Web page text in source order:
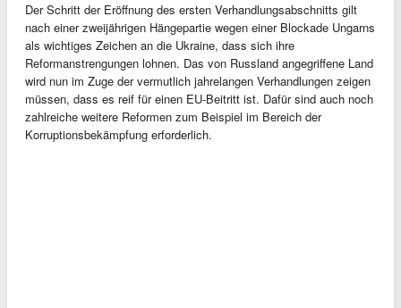
Der Schritt der Eröffnung des ersten Verhandlungsabschnitts gilt
nach einer zweijährigen Hängepartie wegen einer Blockade Ungarns
als wichtiges Zeichen an die Ukraine, dass sich ihre
Reformanstrengungen lohnen. Das von Russland angegriffene Land
wird nun im Zuge der vermutlich jahrelangen Verhandlungen zeigen
müssen, dass es reif für einen EU-Beitritt ist. Dafür sind auch noch
zahlreiche weitere Reformen zum Beispiel im Bereich der
Korruptionsbekämpfung erforderlich.